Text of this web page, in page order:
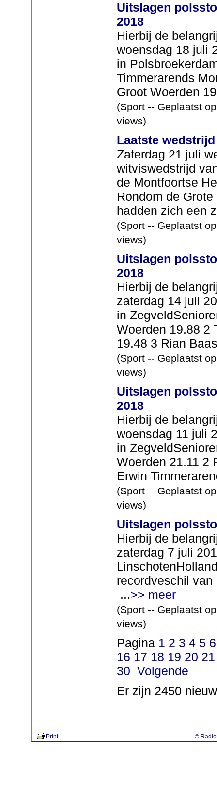
Uitslagen
2018
Hierbij de
woensdag 18 juli
in
Timmerarends
Groot Woerden
(Sport -- Geplaatst
views)
Laatste
Zaterdag 21 juli
witviswedstrijd
de Montfoortse
Rondom de
hadden zich een
(Sport -- Geplaatst
views)
Uitslagen
2018
Hierbij de
zaterdag 14 juli
in
Woerden 19.88 2
19.48 3 Rian
(Sport -- Geplaatst
views)
Uitslagen
2018
Hierbij de
woensdag 11 juli
in
Woerden 21.11 2
Erwin
(Sport -- Geplaatst
views)
Uitslagen
Hierbij de
zaterdag 7 juli
recordveschil
...>> meer
(Sport -- Geplaatst
views)
Pagina 1 2 3 4 5 6
16 17 18 19 20 21
30 Volgende
Er zijn 2450
Print © Radio